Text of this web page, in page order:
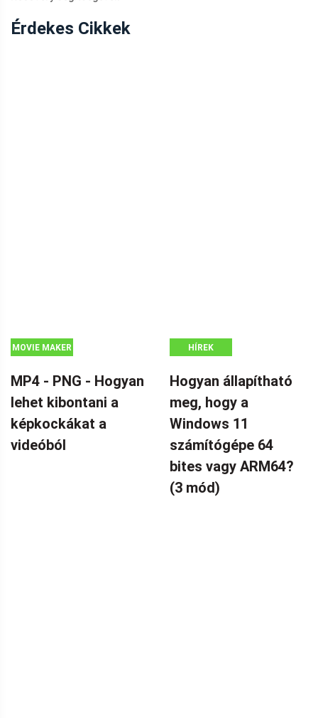
Érdekes Cikkek
MOVIE MAKER
MP4 - PNG - Hogyan
lehet kibontani a
képkockákat a
videóból
HÍREK
Hogyan állapítható
meg, hogy a
Windows 11
számítógépe 64
bites vagy ARM64?
(3 mód)